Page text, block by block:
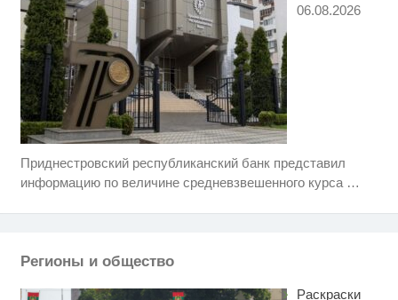
06.08.2026
Приднестровский республиканский банк представил
информацию по величине средневзвешенного курса …
Регионы и общество
Раскраски
i
Ролик длится несколько секунд,
Ржу не переставая, это видео
Этот танец невесты оставит вас